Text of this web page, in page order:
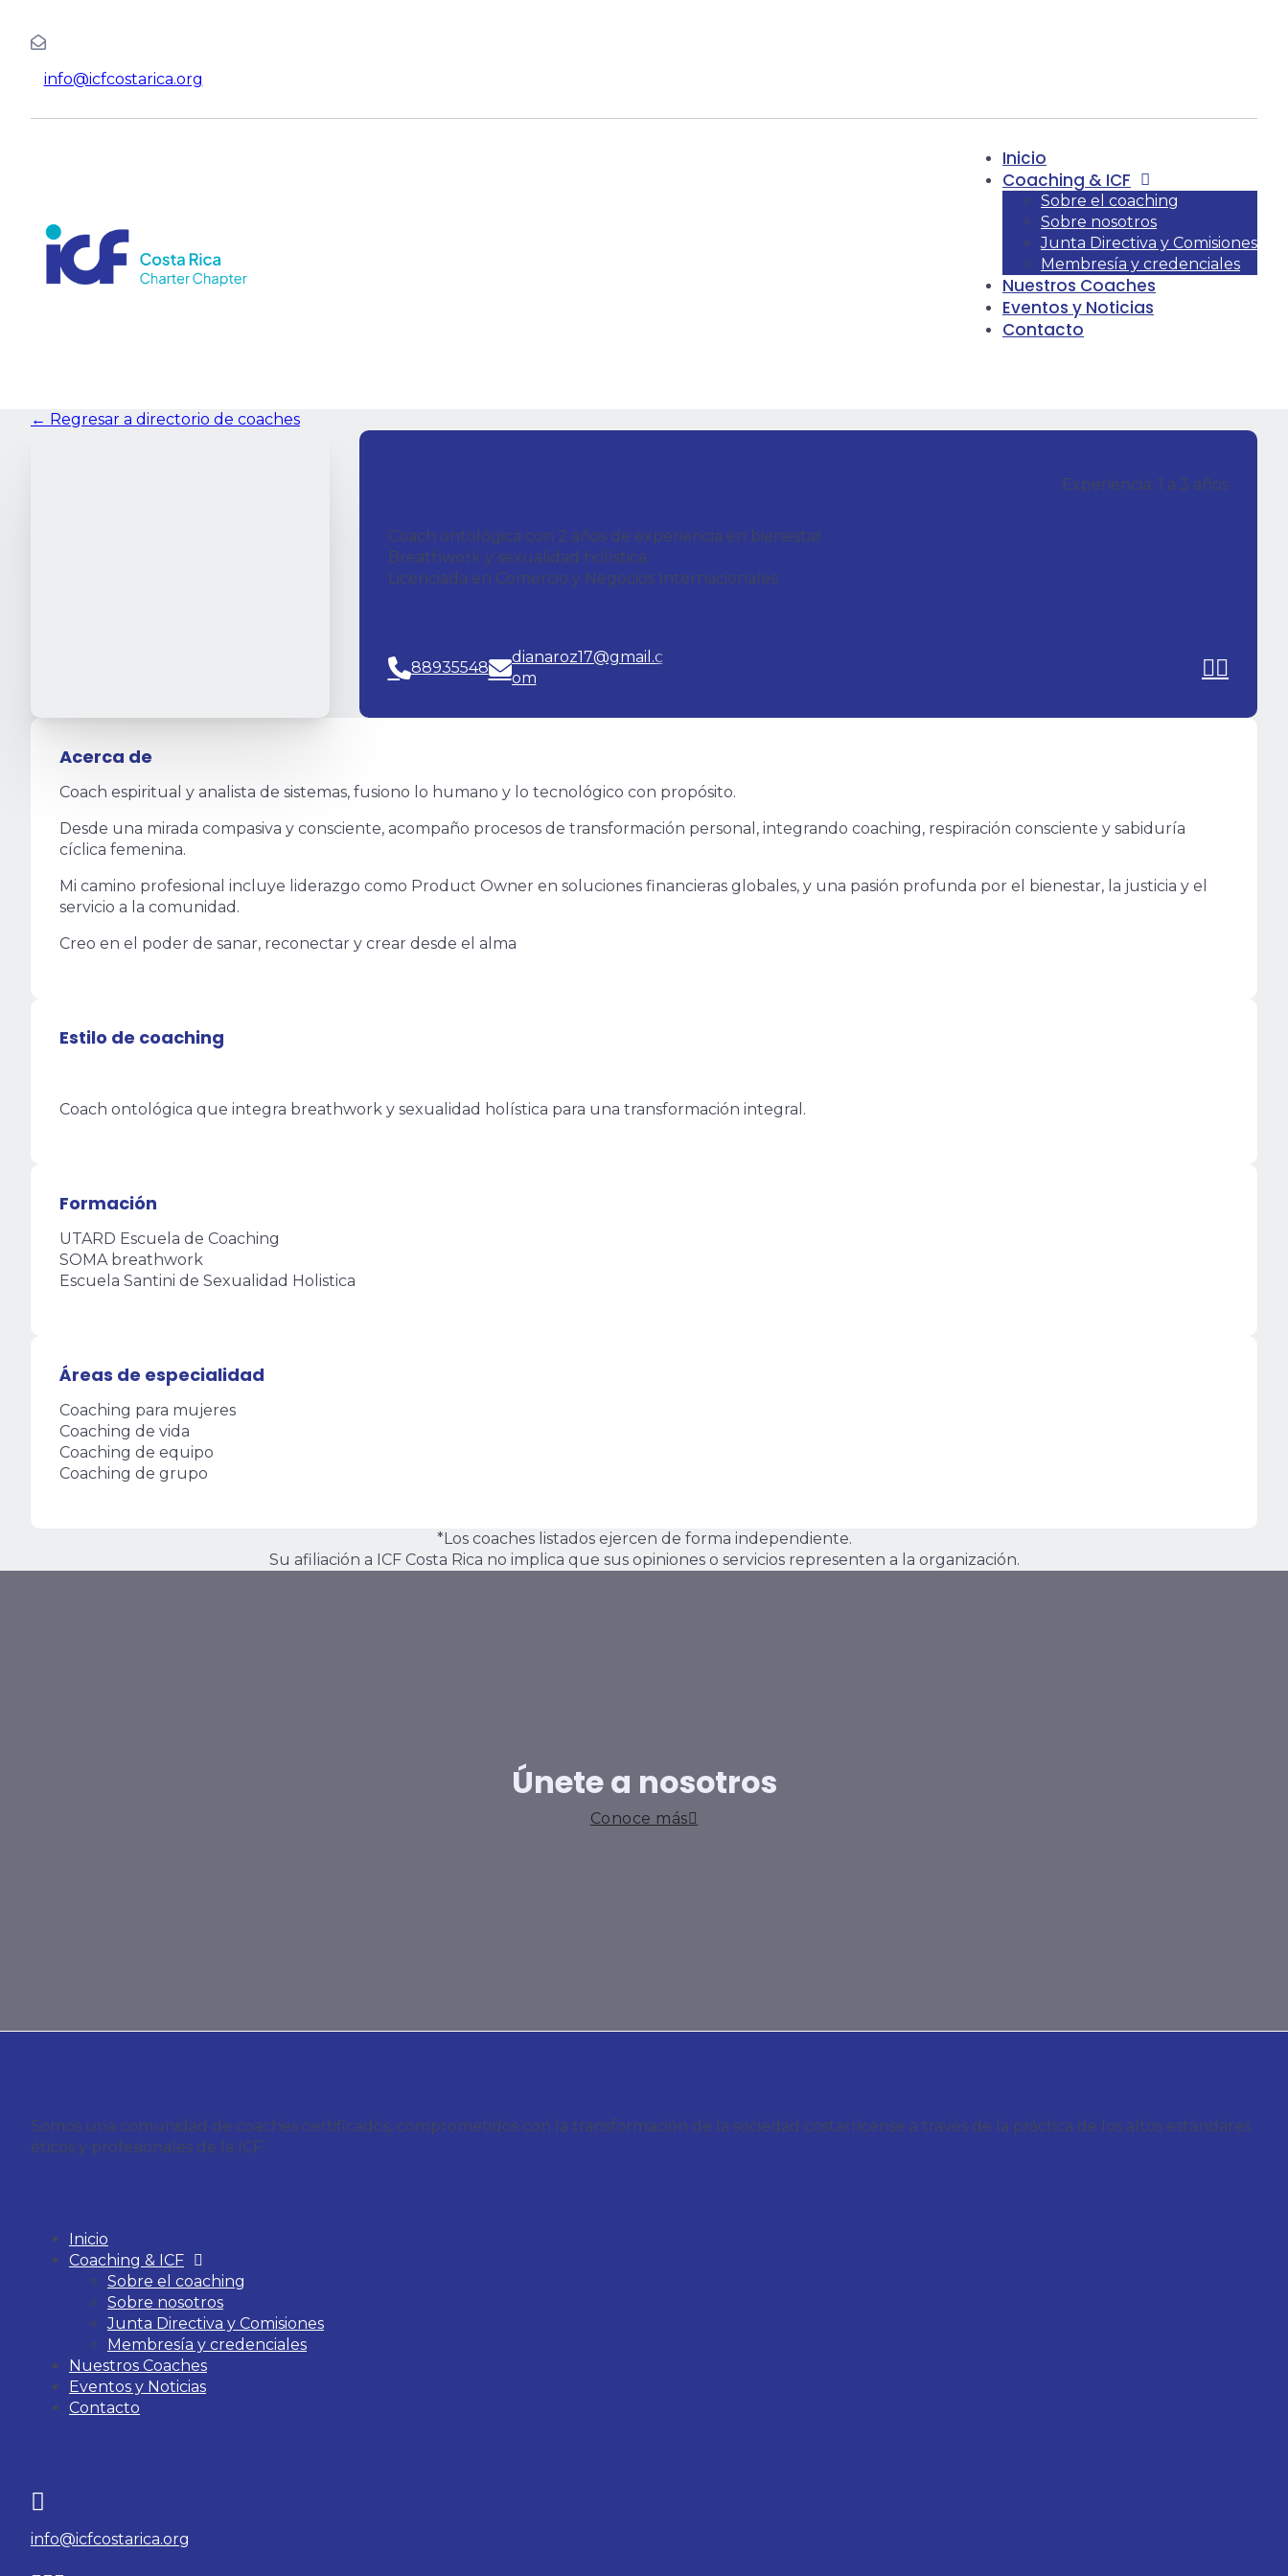
info@icfcostarica.org
Inicio
Coaching & ICF
Sobre el coaching
Sobre nosotros
Junta Directiva y Comisiones
Membresía y credenciales
Nuestros Coaches
Eventos y Noticias
Contacto
← Regresar a directorio de coaches
Experiencia: 1 a 3 años
Coach ontológica con 2 años de experiencia en bienestar
Breathwork y sexualidad holística
Licenciada en Comercio y Negocios Internacionales
88935548
dianaroz17@gmail.c
om
Acerca de
Coach espiritual y analista de sistemas, fusiono lo humano y lo tecnológico con propósito.
Desde una mirada compasiva y consciente, acompaño procesos de transformación personal, integrando coaching, respiración consciente y sabiduría
cíclica femenina.
Mi camino profesional incluye liderazgo como Product Owner en soluciones financieras globales, y una pasión profunda por el bienestar, la justicia y el
servicio a la comunidad.
Creo en el poder de sanar, reconectar y crear desde el alma
Estilo de coaching
Coach ontológica que integra breathwork y sexualidad holística para una transformación integral.
Formación
UTARD Escuela de Coaching
SOMA breathwork
Escuela Santini de Sexualidad Holistica
Áreas de especialidad
Coaching para mujeres
Coaching de vida
Coaching de equipo
Coaching de grupo
*Los coaches listados ejercen de forma independiente.
Su afiliación a ICF Costa Rica no implica que sus opiniones o servicios representen a la organización.
Únete a nosotros
Conoce más
Somos una comunidad de coaches certificados, comprometidos con la transformación de la sociedad costarricense a través de la práctica de los altos estándares
éticos y profesionales de la ICF.
Inicio
Coaching & ICF
Sobre el coaching
Sobre nosotros
Junta Directiva y Comisiones
Membresía y credenciales
Nuestros Coaches
Eventos y Noticias
Contacto
info@icfcostarica.org